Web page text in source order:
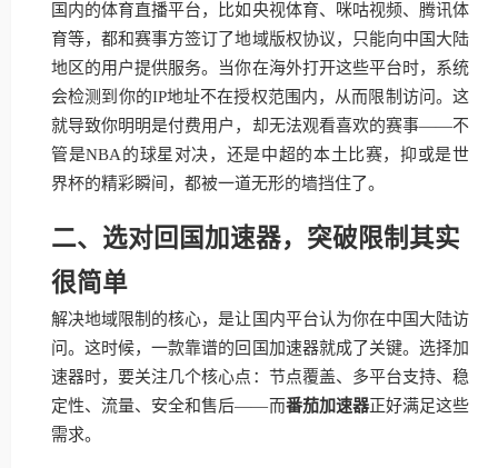
国内的体育直播平台，比如央视体育、咪咕视频、腾讯体
育等，都和赛事方签订了地域版权协议，只能向中国大陆
地区的用户提供服务。当你在海外打开这些平台时，系统
会检测到你的IP地址不在授权范围内，从而限制访问。这
就导致你明明是付费用户，却无法观看喜欢的赛事——不
管是NBA的球星对决，还是中超的本土比赛，抑或是世
界杯的精彩瞬间，都被一道无形的墙挡住了。
二、选对回国加速器，突破限制其实
很简单
解决地域限制的核心，是让国内平台认为你在中国大陆访
问。这时候，一款靠谱的回国加速器就成了关键。选择加
速器时，要关注几个核心点：节点覆盖、多平台支持、稳
定性、流量、安全和售后——而番茄加速器正好满足这些
需求。